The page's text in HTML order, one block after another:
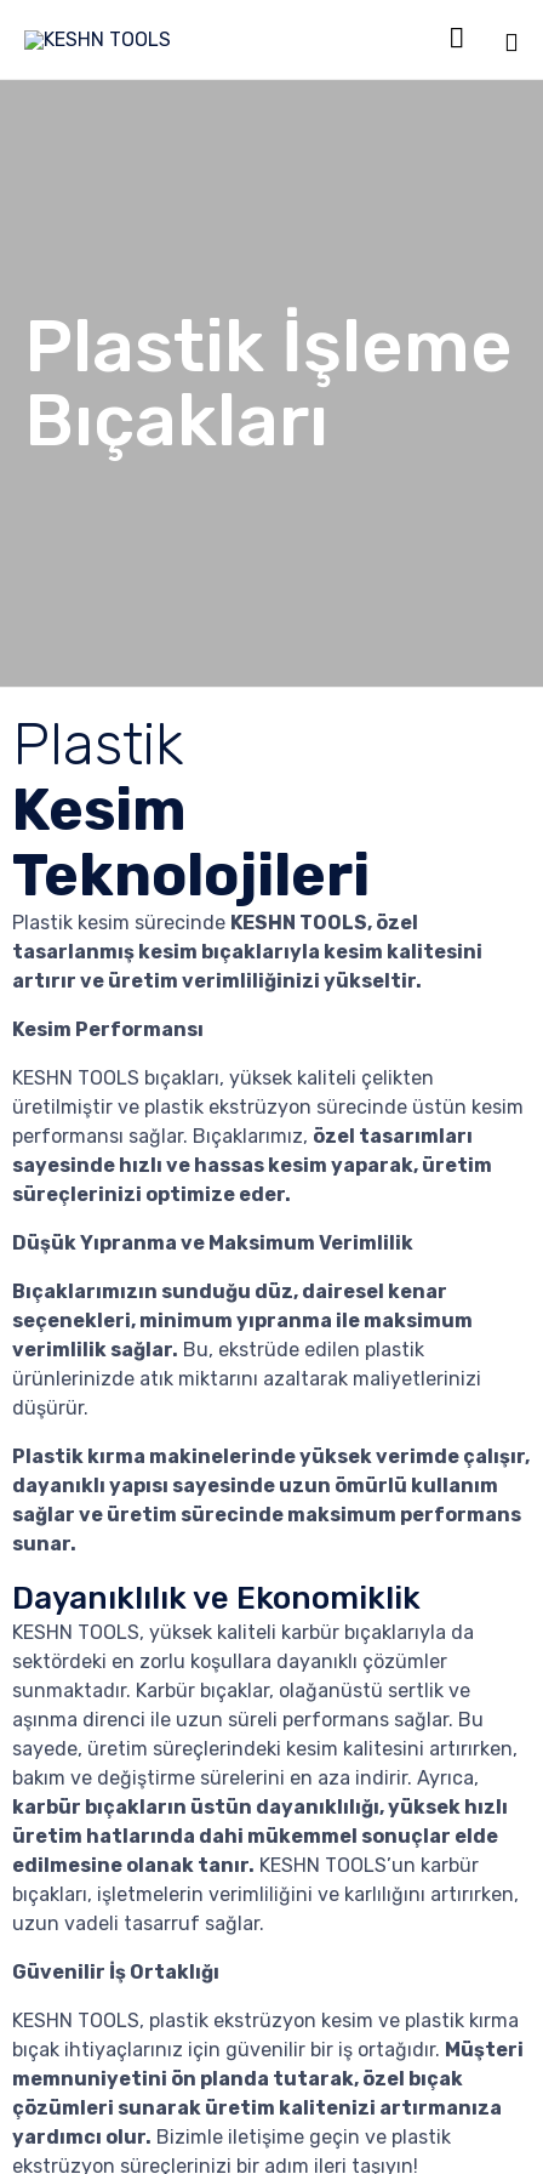

Plastik İşleme
Bıçakları
Plastik
Kesim
Teknolojileri
Plastik kesim sürecinde KESHN TOOLS, özel
tasarlanmış kesim bıçaklarıyla kesim kalitesini
artırır ve üretim verimliliğinizi yükseltir.
Kesim Performansı
KESHN TOOLS bıçakları, yüksek kaliteli çelikten
üretilmiştir ve plastik ekstrüzyon sürecinde üstün kesim
performansı sağlar. Bıçaklarımız, özel tasarımları
sayesinde hızlı ve hassas kesim yaparak, üretim
süreçlerinizi optimize eder.
Düşük Yıpranma ve Maksimum Verimlilik
Bıçaklarımızın sunduğu düz, dairesel kenar
seçenekleri, minimum yıpranma ile maksimum
verimlilik sağlar. Bu, ekstrüde edilen plastik
ürünlerinizde atık miktarını azaltarak maliyetlerinizi
düşürür.
Plastik kırma makinelerinde yüksek verimde çalışır,
dayanıklı yapısı sayesinde uzun ömürlü kullanım
sağlar ve üretim sürecinde maksimum performans
sunar.
Dayanıklılık ve Ekonomiklik
KESHN TOOLS, yüksek kaliteli karbür bıçaklarıyla da
sektördeki en zorlu koşullara dayanıklı çözümler
sunmaktadır. Karbür bıçaklar, olağanüstü sertlik ve
aşınma direnci ile uzun süreli performans sağlar. Bu
sayede, üretim süreçlerindeki kesim kalitesini artırırken,
bakım ve değiştirme sürelerini en aza indirir. Ayrıca,
karbür bıçakların üstün dayanıklılığı, yüksek hızlı
üretim hatlarında dahi mükemmel sonuçlar elde
edilmesine olanak tanır. KESHN TOOLS’un karbür
bıçakları, işletmelerin verimliliğini ve karlılığını artırırken,
uzun vadeli tasarruf sağlar.
Güvenilir İş Ortaklığı
KESHN TOOLS, plastik ekstrüzyon kesim ve plastik kırma
bıçak ihtiyaçlarınız için güvenilir bir iş ortağıdır. Müşteri
memnuniyetini ön planda tutarak, özel bıçak
çözümleri sunarak üretim kalitenizi artırmanıza
yardımcı olur. Bizimle iletişime geçin ve plastik
ekstrüzyon süreçlerinizi bir adım ileri taşıyın!